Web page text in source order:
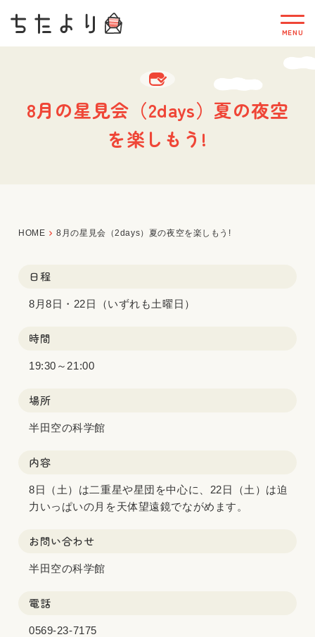
8月の星見会（2days）夏の夜空
を楽しもう!
HOME 8月の星見会（2days）夏の夜空を楽しもう!
日程
8月8日・22日（いずれも土曜日）
時間
19:30～21:00
場所
半田空の科学館
内容
8日（土）は二重星や星団を中心に、22日（土）は迫
力いっぱいの月を天体望遠鏡でながめます。
お問い合わせ
半田空の科学館
電話
0569-23-7175